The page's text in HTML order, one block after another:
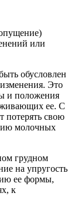
или
обусловлен
Это
и положения
ее. С
потерять свою
молочных
грудном
на упругость
ее формы,
к